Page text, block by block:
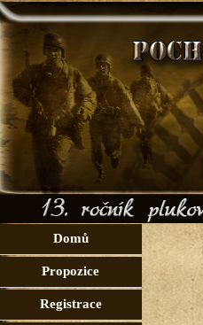
Domů
Propozice
Registrace